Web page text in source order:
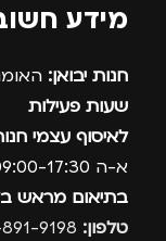
מידע
חנות יבואן: האומנות
שעות פעילות
לאיסוף עצמי
א-ה 09:00-17:30
בתיאום מראש
טלפון: